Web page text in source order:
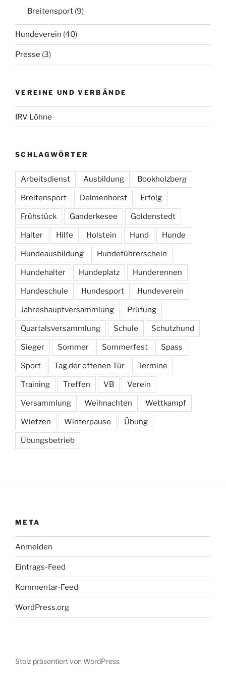
Breitensport (9)
Hundeverein (40)
Presse (3)
VEREINE UND VERBÄNDE
IRV Löhne
SCHLAGWÖRTER
Arbeitsdienst Ausbildung Bookholzberg
Breitensport Delmenhorst Erfolg
Frühstück Ganderkesee Goldenstedt
Halter Hilfe Holstein Hund Hunde
Hundeausbildung Hundeführerschein
Hundehalter Hundeplatz Hunderennen
Hundeschule Hundesport Hundeverein
Jahreshauptversammlung Prüfung
Quartalsversammlung Schule Schutzhund
Sieger Sommer Sommerfest Spass
Sport Tag der offenen Tür Termine
Training Treffen VB Verein
Versammlung Weihnachten Wettkampf
Wietzen Winterpause Übung
Übungsbetrieb
META
Anmelden
Eintrags-Feed
Kommentar-Feed
WordPress.org
Stolz präsentiert von WordPress